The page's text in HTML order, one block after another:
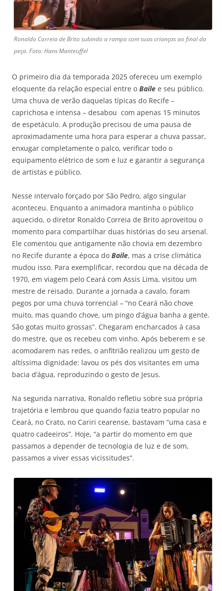
Ronaldo Correia de Brito subindo a rampa com suas crianças ao final da
peça. Foto: Hans Manteuffel
O primeiro dia da temporada 2025 ofereceu um exemplo
eloquente da relação especial entre o Baile e seu público.
Uma chuva de verão daquelas típicas do Recife –
caprichosa e intensa – desabou com apenas 15 minutos
de espetáculo. A produção precisou de uma pausa de
aproximadamente uma hora para esperar a chuva passar,
enxugar completamente o palco, verificar todo o
equipamento elétrico de som e luz e garantir a segurança
de artistas e público.
Nesse intervalo forçado por São Pedro, algo singular
aconteceu. Enquanto a animadora mantinha o público
aquecido, o diretor Ronaldo Correia de Brito aproveitou o
momento para compartilhar duas histórias do seu arsenal.
Ele comentou que antigamente não chovia em dezembro
no Recife durante a época do Baile, mas a crise climática
mudou isso. Para exemplificar, recordou que na década de
1970, em viagem pelo Ceará com Assis Lima, visitou um
mestre de reisado. Durante a jornada a cavalo, foram
pegos por uma chuva torrencial – “no Ceará não chove
muito, mas quando chove, um pingo d’água banha a gente.
São gotas muito grossas”. Chegaram encharcados à casa
do mestre, que os recebeu com vinho. Após beberem e se
acomodarem nas redes, o anfitrião realizou um gesto de
altíssima dignidade: lavou os pés dos visitantes em uma
bacia d’água, reproduzindo o gesto de Jesus.
Na segunda narrativa, Ronaldo refletiu sobre sua própria
trajetória e lembrou que quando fazia teatro popular no
Ceará, no Crato, no Cariri cearense, bastavam “uma casa e
quatro cadeeiros”. Hoje, “a partir do momento em que
passamos a depender de tecnologia de luz e de som,
passamos a viver essas vicissitudes”.